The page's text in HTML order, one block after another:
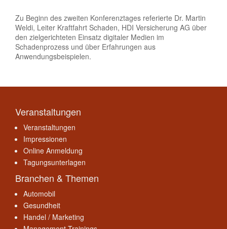
Zu Beginn des zweiten Konferenztages referierte Dr. Martin
Weldi, Leiter Kraftfahrt Schaden, HDI Versicherung AG über
den zielgerichteten Einsatz digitaler Medien im
Schadenprozess und über Erfahrungen aus
Anwendungsbeispielen.
Veranstaltungen
Veranstaltungen
Impressionen
Online Anmeldung
Tagungsunterlagen
Branchen & Themen
Automobil
Gesundheit
Handel / Marketing